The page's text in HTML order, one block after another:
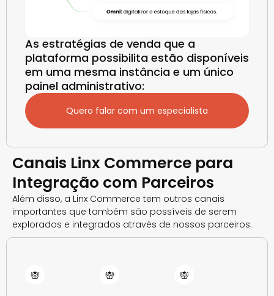
As estratégias de venda que a
plataforma possibilita estão disponíveis
em uma mesma instância e um único
painel administrativo:
Quero falar com um especialista
Canais Linx Commerce para
Integração com Parceiros
Além disso, a Linx Commerce tem outros canais
importantes que também são possíveis de serem
explorados e integrados através de nossos parceiros: